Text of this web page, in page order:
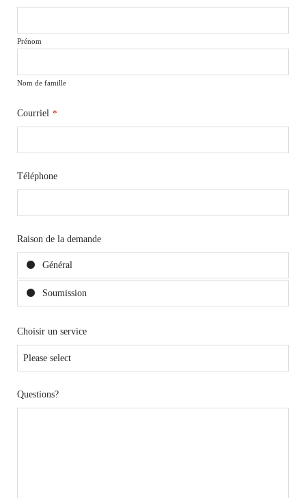
Prénom
Nom de famille
Courriel *
Téléphone
Raison de la demande
Général
Soumission
Choisir un service
Questions?